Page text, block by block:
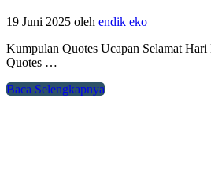
19 Juni 2025 oleh endik eko
Kumpulan Quotes Ucapan Selamat
Quotes …
Baca Selengkapnya